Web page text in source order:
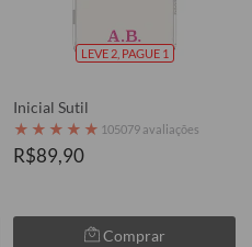
LEVE 2, PAGUE 1
Inicial Sutil
★ ★ ★ ★ ★ 105079 avaliações
R$89,90
Comprar